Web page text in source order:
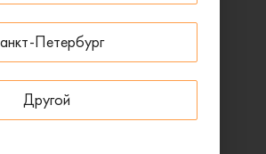
Петербург
Другой